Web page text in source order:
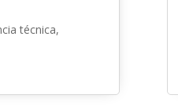
técnica,